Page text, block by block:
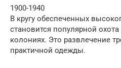
1900-1940
В кругу обеспеченных
становится популярной
колониях. Это развлечение
практичной одежды.